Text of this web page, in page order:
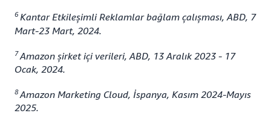
6Kantar Etkileşimli Reklamlar bağlam çalışması, ABD, 7
Mart-23 Mart, 2024.
7Amazon şirket içi verileri, ABD, 13 Aralık 2023 - 17
Ocak, 2024.
8Amazon Marketing Cloud, İspanya, Kasım 2024-Mayıs
2025.